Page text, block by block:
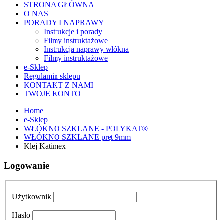
STRONA GŁÓWNA
O NAS
PORADY I NAPRAWY
Instrukcje i porady
Filmy instruktażowe
Instrukcja naprawy włókna
Filmy instruktażowe
e-Sklep
Regulamin sklepu
KONTAKT Z NAMI
TWOJE KONTO
Home
e-Sklep
WŁÓKNO SZKLANE - POLYKAT®
WŁÓKNO SZKLANE pręt 9mm
Klej Katimex
Logowanie
Użytkownik
Hasło